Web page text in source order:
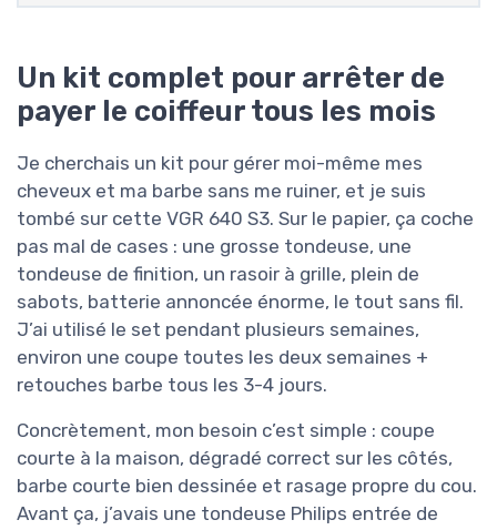
Un kit complet pour arrêter de
payer le coiffeur tous les mois
Je cherchais un kit pour gérer moi-même mes
cheveux et ma barbe sans me ruiner, et je suis
tombé sur cette VGR 640 S3. Sur le papier, ça coche
pas mal de cases : une grosse tondeuse, une
tondeuse de finition, un rasoir à grille, plein de
sabots, batterie annoncée énorme, le tout sans fil.
J’ai utilisé le set pendant plusieurs semaines,
environ une coupe toutes les deux semaines +
retouches barbe tous les 3-4 jours.
Concrètement, mon besoin c’est simple : coupe
courte à la maison, dégradé correct sur les côtés,
barbe courte bien dessinée et rasage propre du cou.
Avant ça, j’avais une tondeuse Philips entrée de